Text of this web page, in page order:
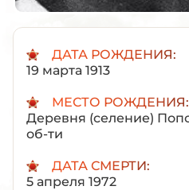
ДАТА РОЖДЕНИЯ:
19 марта 1913
МЕСТО РОЖДЕНИЯ:
Деревня (селение)
об-ти
ДАТА СМЕРТИ:
5 апреля 1972